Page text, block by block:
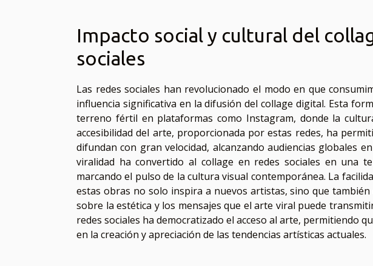
Impacto social y cultural del
sociales
Las redes sociales han revolucionado el modo en que
influencia significativa en la difusión del collage digital. Esta
terreno fértil en plataformas como Instagram, donde la
accesibilidad del arte, proporcionada por estas redes, ha
difundan con gran velocidad, alcanzando audiencias globales
viralidad ha convertido al collage en redes sociales en una
marcando el pulso de la cultura visual contemporánea. La
estas obras no solo inspira a nuevos artistas, sino que
sobre la estética y los mensajes que el arte viral puede
redes sociales ha democratizado el acceso al arte, permitiendo
en la creación y apreciación de las tendencias artísticas actuales.